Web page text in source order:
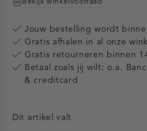
Jouw bestelling wordt
Gratis afhalen in al onze
Gratis retourneren binnen
Betaal zoals jij wilt: o.a.
& creditcard
Dit artikel valt